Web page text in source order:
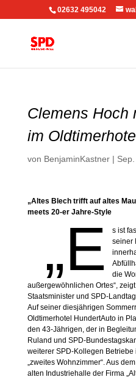
02632 495042
Clemens Hoch
im
von BenjaminKastner|
„Altes Blech trifft auf altes
meets 20-er Jahre-Style
„E
s ist
seiner
die
außergewöhnlichen Ortes“,
Staatsminister und SPD-
Auf seiner diesjährigen
Oldtimerhotel HundertAuto in
den 43-Jährigen, der in
Ruland und SPD-
weiterer SPD-Kollegen
„zweites Wohnzimmer“. Aus
alten Industriehalle der Firma